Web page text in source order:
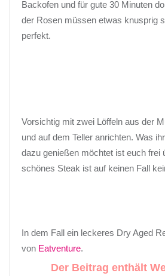
Backofen und für gute 30 Minuten
der Rosen müssen etwas knusprig
perfekt.
Vorsichtig mit zwei Löffeln aus der
und auf dem Teller anrichten. Was
dazu genießen möchtet ist euch frei
schönes Steak ist auf keinen Fall
In dem Fall ein leckeres Dry Aged
von Eatventure.
Der Beitrag enthält